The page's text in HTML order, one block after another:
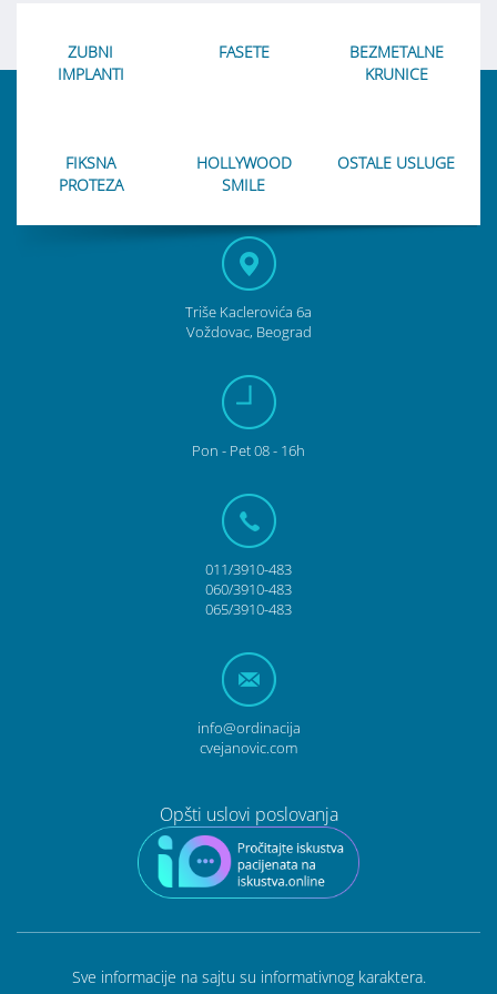
ZUBNI
IMPLANTI
FASETE
BEZMETALNE
KRUNICE
FIKSNA
PROTEZA
HOLLYWOOD
SMILE
OSTALE USLUGE
Triše Kaclerovića 6a
Voždovac, Beograd
Pon - Pet08 - 16h
011/3910-483
060/3910-483
065/3910-483
info@ordinacija
cvejanovic.com
Opšti uslovi poslovanja
Sve informacije na sajtu su informativnog karaktera.